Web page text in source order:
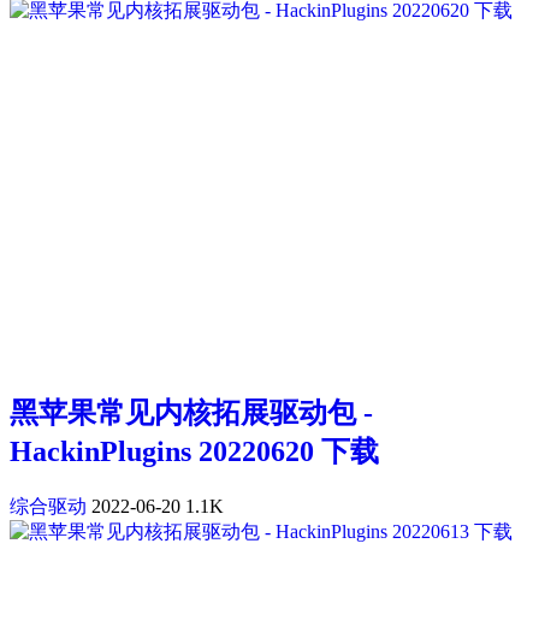
黑苹果常见内核拓展驱动包 -
HackinPlugins 20220620 下载
综合驱动 2022-06-20 1.1K